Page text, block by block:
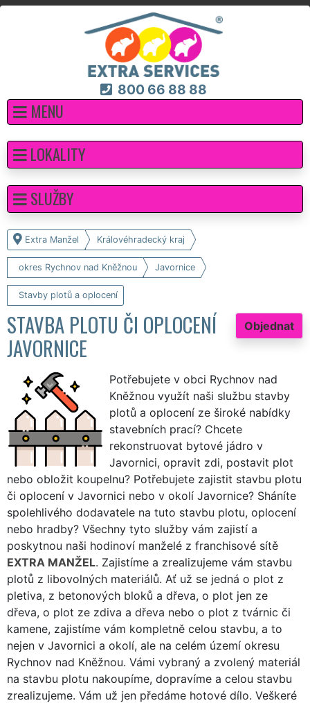
800 66 88 88
MENU
Extra Manžel Královéhradecký kraj
okres Rychnov nad Kněžnou Javornice
Stavby plotů a oplocení
Objednat
STAVBA PLOTU ČI OPLOCENÍ
JAVORNICE
Potřebujete v obci Rychnov nad
Kněžnou využít naši službu stavby
plotů a oplocení ze široké nabídky
stavebních prací? Chcete
rekonstruovat bytové jádro v
Javornici, opravit zdi, postavit plot
nebo obložit koupelnu? Potřebujete zajistit stavbu plotu
či oplocení v Javornici nebo v okolí Javornice? Sháníte
spolehlivého dodavatele na tuto stavbu plotu, oplocení
nebo hradby? Všechny tyto služby vám zajistí a
poskytnou naši hodinoví manželé z franchisové sítě
EXTRA MANŽEL. Zajistíme a zrealizujeme vám stavbu
plotů z libovolných materiálů. Ať už se jedná o plot z
pletiva, z betonových bloků a dřeva, o plot jen ze
dřeva, o plot ze zdiva a dřeva nebo o plot z tvárnic či
kamene, zajistíme vám kompletně celou stavbu, a to
nejen v Javornici a okolí, ale na celém území okresu
Rychnov nad Kněžnou. Vámi vybraný a zvolený materiál
na stavbu plotu nakoupíme, dopravíme a celou stavbu
zrealizujeme. Vám už jen předáme hotové dílo. Veškeré
LOKALITY
SLUŽBY